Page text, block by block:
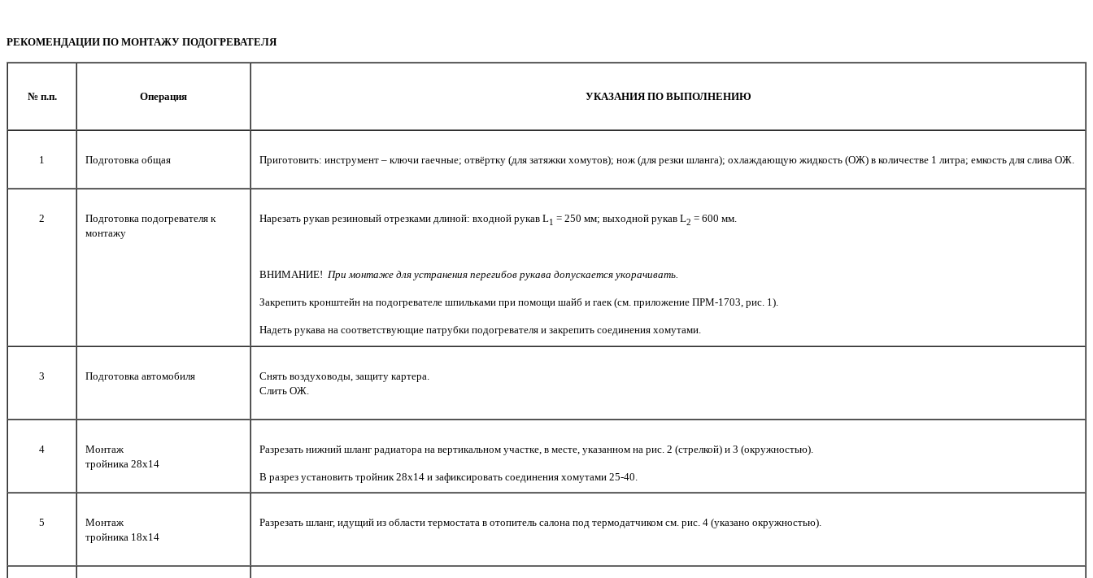
РЕКОМЕНДАЦИИ ПО МОНТАЖУ ПОДОГРЕВАТЕЛЯ
№ п.п. Операция УКАЗАНИЯ ПО ВЫПОЛНЕНИЮ
1 Подготовка общая Приготовить: инструмент – ключи гаечные; отвёртку (для затяжки хомутов); нож (для резки шланга); охлаждающую жидкость (ОЖ) в количестве 1 литра; емкость для слива ОЖ.
2
Подготовка подогревателя к
монтажу
Нарезать рукав резиновый отрезками длиной: входной рукав L1 = 250 мм; выходной рукав L2 = 600 мм.
ВНИМАНИЕ! При монтаже для устранения перегибов рукава допускается укорачивать.
Закрепить кронштейн на подогревателе шпильками при помощи шайб и гаек (см. приложение ПРМ-1703, рис. 1).
Надеть рукава на соответствующие патрубки подогревателя и закрепить соединения хомутами.
3 Подготовка автомобиля
Снять воздуховоды, защиту картера.
Слить ОЖ.
4
Монтаж
тройника 28х14
Разрезать нижний шланг радиатора на вертикальном участке, в месте, указанном на рис. 2 (стрелкой) и 3 (окружностью).
В разрез установить тройник 28х14 и зафиксировать соединения хомутами 25-40.
5
Монтаж
тройника 18х14
Разрезать шланг, идущий из области термостата в отопитель салона под термодатчиком см. рис. 4 (указано окружностью).